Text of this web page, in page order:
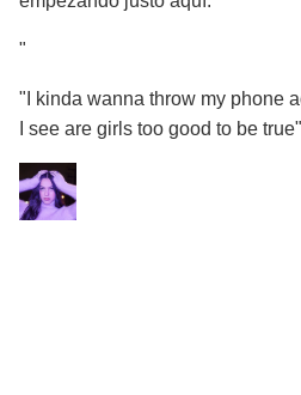
"
"I kinda wanna throw my phone
I see are girls too good to be true"